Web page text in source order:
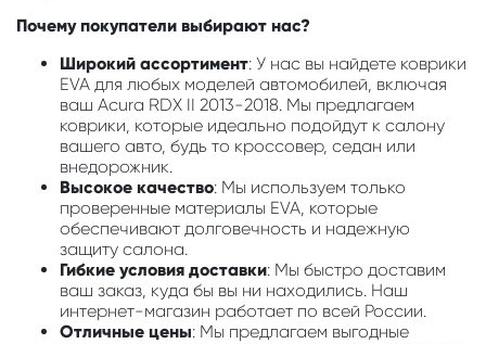
Почему покупатели выбирают нас?
Широкий ассортимент: У нас вы найдете коврики
EVA для любых моделей автомобилей, включая
ваш Acura RDX II 2013-2018. Мы предлагаем
коврики, которые идеально подойдут к салону
вашего авто, будь то кроссовер, седан или
внедорожник.
Высокое качество: Мы используем только
проверенные материалы EVA, которые
обеспечивают долговечность и надежную
защиту салона.
Гибкие условия доставки: Мы быстро доставим
ваш заказ, куда бы вы ни находились. Наш
интернет-магазин работает по всей России.
Отличные цены: Мы предлагаем выгодные